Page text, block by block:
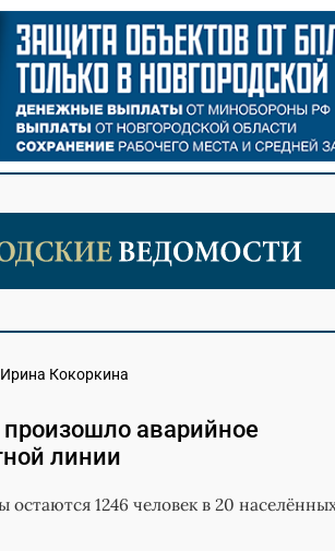
Ирина Кокоркина
аварийное
линии
остаются 1246 человек в 20